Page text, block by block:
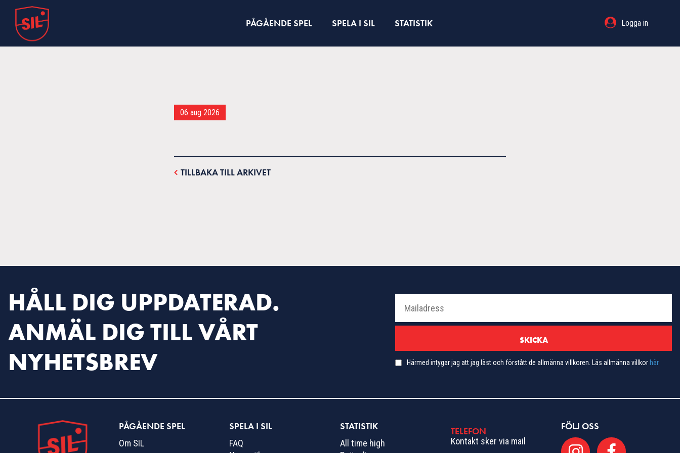
PÅGÅENDE SPEL SPELA I SIL STATISTIK Logga in
06 aug 2026
TILLBAKA TILL ARKIVET
HÅLL DIG UPPDATERAD.
ANMÄL DIG TILL VÅRT
NYHETSBREV
Härmed intygar jag att jag läst och förstått de allmänna villkoren. Läs allmänna villkor här
PÅGÅENDE SPEL
Om SIL
SPELA I SIL
FAQ
STATISTIK
All time high
TELEFON
Kontakt sker via mail
FÖLJ OSS